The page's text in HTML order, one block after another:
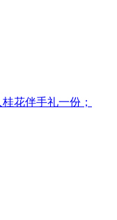
花伴手礼一份；